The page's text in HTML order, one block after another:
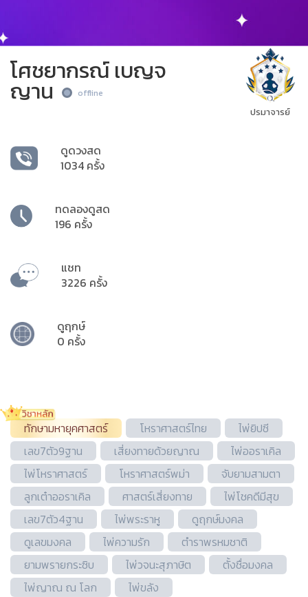
โศชยากรณ์ เบญจ
ญาน offline
ดูดวงสด
1034 ครั้ง
ทดลองดูสด
196 ครั้ง
แชท
3226 ครั้ง
ดูฤกษ์
0 ครั้ง
ปรมาจารย์
ทักษามหายุคศาสตร์ โหราศาสตร์ไทย
ไพ่ยิปซี
เลข7ตัว9ฐาน
เสี่ยงทายด้วยญาณ
ไพ่ออราเคิล
ไพ่โหราศาสตร์
โหราศาสตร์พม่า
จับยามสามตา
ลูกเต๋าออราเคิล
ศาสตร์เสี่ยงทาย
ไพ่โชคดีมีสุข
เลข7ตัว4ฐาน
ไพ่พระราหู
ดูฤกษ์มงคล
ดูเลขมงคล
ไพ่ความรัก
ตำราพรหมชาติ
ยามพรายกระซิบ
ไพ่วจนะ​สุภาษิต​
ตั้งชื่อมงคล
ไพ่ญาณ ณ โลก
ไพ่ขลัง